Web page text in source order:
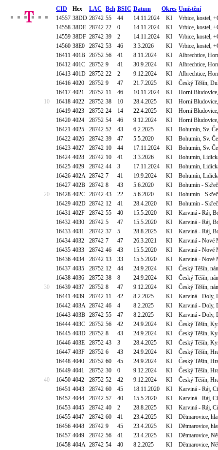
CID Hex LAC Bch BSIC Datum Okres Umístění
14557 38DD 28742 55 44 14.11.2024 KI
Vrbice, kostel,
14558 38DE 28742 22 0 14.11.2024 KI
Vrbice, kostel,
14559 38DF 28742 39 2 14.11.2024 KI
Vrbice, kostel,
14560 38E0 28742 53 46 3.3.2026 KI
Vrbice, kostel,
16411 401B 28752 56 41 8.11.2024 KI
Albrechtice,
16412 401C 28752 9 41 30.9.2024 KI
Albrechtice,
16413 401D 28752 22 2 9.12.2024 KI
Albrechtice,
16416 4020 28752 9 47 21.7.2025 KI
Český Těšín,
16417 4021 28752 11 46 10.11.2024 KI
Horní
10
16418 4022 28752 38 10 28.4.2025 KI
Horní
16419 4023 28752 24 14 22.4.2025 KI
Horní
16420 4024 28752 54 46 9.12.2024 KI
Horní
16421 4025 28742 52 43 6.2.2025 KI
Bohumín, Sv.
16422 4026 28742 39 47 5.5.2020 KI
Bohumín, Sv.
16423 4027 28742 10 44 17.11.2024 KI
Bohumín, Sv.
16424 4028 28742 10 41 3.3.2026 KI
Bohumín,
16425 4029 28742 44 3 17.11.2024 KI
Bohumín,
16426 402A 28742 7 41 19.9.2024 KI
Bohumín,
16427 402B 28742 8 43 5.6.2020 KI
Bohumín -
20
16428 402C 28742 43 22 5.6.2020 KI
Bohumín -
16429 402D 28742 12 41 28.4.2020 KI
Bohumín -
16431 402F 28742 55 40 15.5.2020 KI
Karviná - Ráj,
16432 4030 28742 5 47 15.5.2020 KI
Karviná - Ráj,
16433 4031 28742 37 5 28.8.2025 KI
Karviná - Ráj,
16434 4032 28742 7 47 26.3.2021 KI
Karviná - Nové
16435 4033 28742 46 43 15.5.2020 KI
Karviná - Nové
16436 4034 28742 13 33 15.5.2020 KI
Karviná - Nové
16437 4035 28752 12 44 24.9.2024 KI
Český Těšín,
16438 4036 28752 38 8 24.9.2024 KI
Český Těšín,
30
16439 4037 28752 8 47 9.12.2024 KI
Český Těšín,
16441 4039 28742 11 42 8.2.2025 KI
Karviná - Doly,
16442 403A 28742 46 4 8.2.2025 KI
Karviná - Doly,
16443 403B 28742 55 47 8.2.2025 KI
Karviná - Doly,
16444 403C 28752 56 42 24.9.2024 KI
Český Těšín,
16445 403D 28752 8 43 24.9.2024 KI
Český Těšín,
16446 403E 28752 43 3 28.4.2025 KI
Český Těšín,
16447 403F 28752 6 43 24.9.2024 KI
Český Těšín,
16448 4040 28752 60 45 24.9.2024 KI
Český Těšín,
16449 4041 28752 30 0 9.12.2024 KI
Český Těšín,
40
16450 4042 28752 52 42 9.12.2024 KI
Český Těšín,
16451 4043 28742 60 45 18.11.2020 KI
Karviná - Ráj,
16452 4044 28742 57 40 15.5.2020 KI
Karviná - Ráj,
16453 4045 28742 40 2 28.8.2025 KI
Karviná - Ráj,
16455 4047 28742 60 41 23.4.2025 KI
Dětmarovice,
16456 4048 28742 9 45 23.4.2025 KI
Dětmarovice,
16457 4049 28742 56 41 23.4.2025 KI
Dětmarovice,
16458 404A 28742 54 40 8.2.2025 KI
Dětmarovice,